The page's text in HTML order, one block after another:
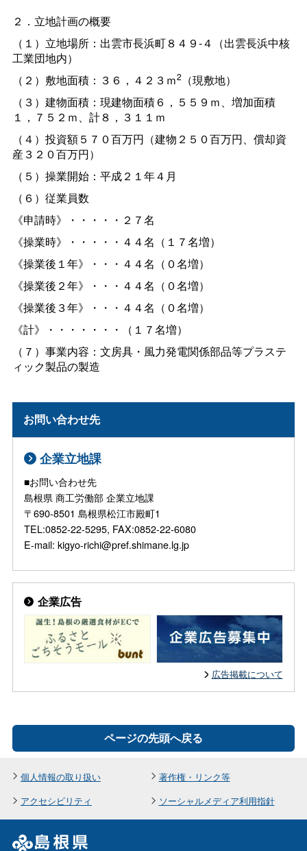
２．立地計画の概要
（１）立地場所：出雲市長浜町８４９-４（出雲長浜中核
工業団地内）
（２）敷地面積：３６，４２３ｍ2
（現敷地）
（３）建物面積：現建物面積６，５５９ｍ、増加面積
１，７５２ｍ、計８，３１１ｍ
（４）投資額５７０百万円（建物２５０百万円、償却資
産３２０百万円）
（５）操業開始：平成２１年４月
（６）従業員数
《申請時》・・・・・２７名
《操業時》・・・・・４４名（１７名増）
《操業後１年》・・・４４名（０名増）
《操業後２年》・・・４４名（０名増）
《操業後３年》・・・４４名（０名増）
《計》・・・・・・・（１７名増）
（７）事業内容：文房具・風力発電関係部品等プラステ
ィック製品の製造
お問い合わせ先
企業立地課
■お問い合わせ先
島根県 商工労働部 企業立地課
〒690-8501 島根県松江市殿町1
TEL:0852-22-5295, FAX:0852-22-6080
E-mail: kigyo-richi@pref.shimane.lg.jp
企業広告
広告掲載について
ページの先頭へ戻る
個人情報の取り扱い
著作権・リンク等
アクセシビリティ
ソーシャルメディア利用指針